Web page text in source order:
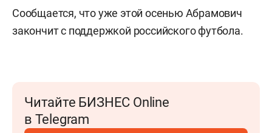
Сообщается, что уже этой осенью Абрамович
закончит с поддержкой российского футбола.
Читайте БИЗНЕС Online
в Telegram